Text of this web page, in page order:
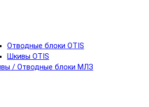
Отводные блоки OTIS
Шкивы OTIS
/ Отводные блоки МЛЗ